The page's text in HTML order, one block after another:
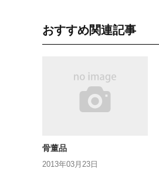
おすすめ関連記事
骨董品
2013年03月23日